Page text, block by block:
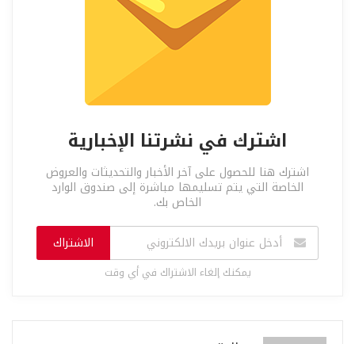
اشترك في نشرتنا الإخبارية
اشترك هنا للحصول على آخر الأخبار والتحديثات والعروض
الخاصة التي يتم تسليمها مباشرة إلى صندوق الوارد
الخاص بك.
الاشتراك
يمكنك إلغاء الاشتراك في أي وقت